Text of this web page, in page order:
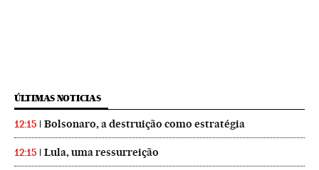
ÚLTIMAS NOTICIAS
12:15 Bolsonaro, a destruição como estratégia
12:15 Lula, uma ressurreição